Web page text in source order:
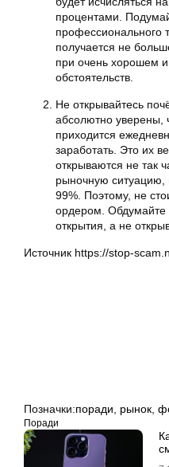
процентами.
профессионального
получается не
при очень хорошем
обстоятельств.
Не открывайтесь
абсолютно уверены,
приходится
заработать. Это их
открываются не так
рыночную ситуацию,
99%. Поэтому, не
ордером. Обдумайте
открытия, а не
Источник https://stop-
Позначки:поради рынок
Поради